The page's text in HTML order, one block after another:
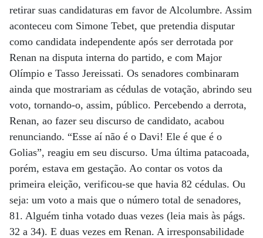
retirar suas candidaturas em favor de Alcolumbre. Assim
aconteceu com Simone Tebet, que pretendia disputar
como candidata independente após ser derrotada por
Renan na disputa interna do partido, e com Major
Olímpio e Tasso Jereissati. Os senadores combinaram
ainda que mostrariam as cédulas de votação, abrindo seu
voto, tornando-o, assim, público. Percebendo a derrota,
Renan, ao fazer seu discurso de candidato, acabou
renunciando. “Esse aí não é o Davi! Ele é que é o
Golias”, reagiu em seu discurso. Uma última patacoada,
porém, estava em gestação. Ao contar os votos da
primeira eleição, verificou-se que havia 82 cédulas. Ou
seja: um voto a mais que o número total de senadores,
81. Alguém tinha votado duas vezes (leia mais às págs.
32 a 34). E duas vezes em Renan. A irresponsabilidade